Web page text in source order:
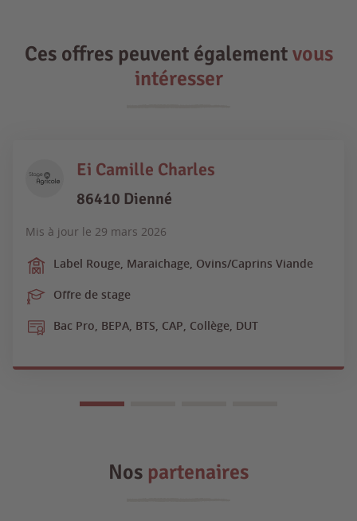
Ces offres peuvent égalementvous
intéresser
Ei Camille Charles
86410 Dienné
Mis à jour le 29 mars 2026
Label Rouge, Maraichage, Ovins/Caprins Viande
Offre de stage
Bac Pro, BEPA, BTS, CAP, Collège, DUT
Nos partenaires